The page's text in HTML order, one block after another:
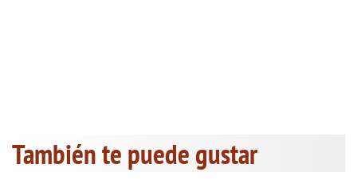
También te puede gustar